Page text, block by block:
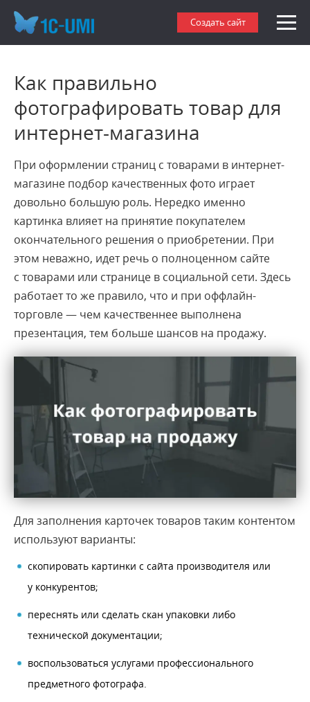
Создать сайт
Как правильно
фотографировать товар для
интернет-магазина
При оформлении страниц с товарами в интернет-
магазине подбор качественных фото играет
довольно большую роль. Нередко именно
картинка влияет на принятие покупателем
окончательного решения о приобретении. При
этом неважно, идет речь о полноценном сайте
с товарами или странице в социальной сети. Здесь
работает то же правило, что и при оффлайн-
торговле — чем качественнее выполнена
презентация, тем больше шансов на продажу.
Для заполнения карточек товаров таким контентом
используют варианты:
скопировать картинки с сайта производителя или
у конкурентов;
переснять или сделать скан упаковки либо
технической документации;
воспользоваться услугами профессионального
предметного фотографа.